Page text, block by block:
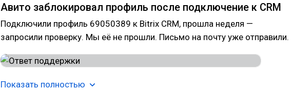
Авито заблокировал профиль после подключение к CRM
Подключили профиль 69050389 к Bitrix CRM, прошла неделя —
запросили проверку. Мы её не прошли. Письмо на почту уже отправили.
Показать полностью